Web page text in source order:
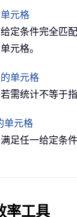
元格
定条件完全匹
元格。
单元格
需统计不等于
单元格
足任一给定条
率工具